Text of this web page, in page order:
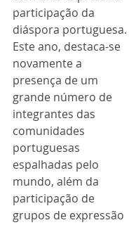
participação da
diáspora portuguesa.
Este ano, destaca-se
novamente a
presença de um
grande número de
integrantes das
comunidades
portuguesas
espalhadas pelo
mundo, além da
participação de
grupos de expressão